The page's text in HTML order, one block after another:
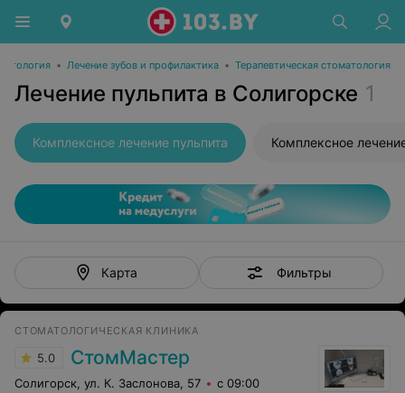
• Лечение зубов и профилактика • Терапевтическая стоматология
Лечение пульпита в Солигорске 1
Комплексное лечение пульпита
Карта Фильтры
СТОМАТОЛОГИЧЕСКАЯ КЛИНИКА
5.0 СтомМастер
Солигорск, ул. К. Заслонова, 57 с 09:00